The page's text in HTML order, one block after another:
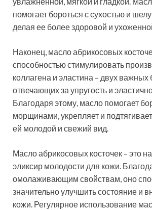
помогает бороться с сухостью и
делая ее более здоровой и
Наконец, масло абрикосовых
способностью стимулировать
коллагена и эластина – двух важных
отвечающих за упругость и
Благодаря этому, масло помогает
морщинами, укрепляет и
ей молодой и свежий вид.
Масло абрикосовых косточек – это
эликсир молодости для кожи.
омолаживающим свойствам, оно
значительно улучшить состояние и
кожи. Регулярное использование